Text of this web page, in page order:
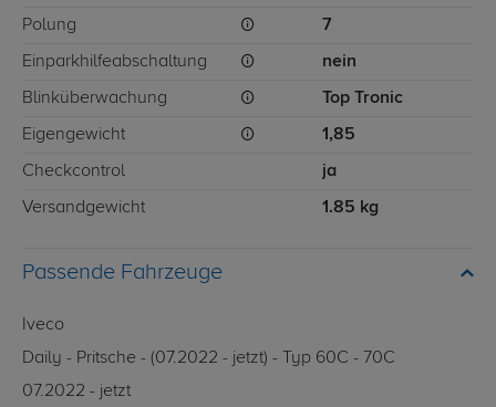
Polung 7
Einparkhilfeabschaltung nein
Blinküberwachung Top Tronic
Eigengewicht 1,85
Checkcontrol ja
Versandgewicht 1.85 kg
Passende Fahrzeuge
Iveco
Daily - Pritsche - (07.2022 - jetzt) - Typ 60C - 70C
07.2022 - jetzt